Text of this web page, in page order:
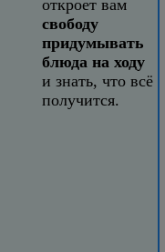
откроет вам
свободу
придумывать
блюда на ходу
и знать, что всё
получится.